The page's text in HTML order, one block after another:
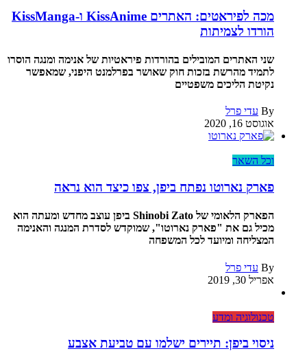
מכה לפיראטים: האתרים KissAnime ו-KissManga
הורדו לצמיתות
שני האתרים המובילים בהורדות פיראטיות של אנימה ומנגה הוסרו
לתמיד מהרשת בזכות חוק שאושר בפרלמנט היפני, שמאפשר
נקיטת הליכים משפטיים
By עדי פרל
אוגוסט 16, 2020
וכל השאר
פארק נארוטו נפתח ביפן, צפו כיצד הוא נראה
הפארק הלאומי של Shinobi Zato ביפן עוצב מחדש ומעתה הוא
מכיל גם את "פארק נארוטו", שמוקדש לסדרת המנגה והאנימה
המצליחה ומיועד לכל המשפחה
By עדי פרל
אפריל 30, 2019
טכנולוגיה ומדע
ניסוי ביפן: תיירים ישלמו עם טביעת אצבע